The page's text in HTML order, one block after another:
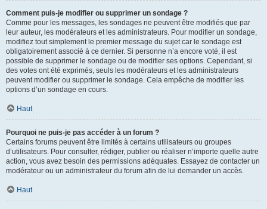
Comment puis-je modifier ou supprimer un sondage ?
Comme pour les messages, les sondages ne peuvent être modifiés que par
leur auteur, les modérateurs et les administrateurs. Pour modifier un sondage,
modifiez tout simplement le premier message du sujet car le sondage est
obligatoirement associé à ce dernier. Si personne n’a encore voté, il est
possible de supprimer le sondage ou de modifier ses options. Cependant, si
des votes ont été exprimés, seuls les modérateurs et les administrateurs
peuvent modifier ou supprimer le sondage. Cela empêche de modifier les
options d’un sondage en cours.
Haut
Pourquoi ne puis-je pas accéder à un forum ?
Certains forums peuvent être limités à certains utilisateurs ou groupes
d’utilisateurs. Pour consulter, rédiger, publier ou réaliser n’importe quelle autre
action, vous avez besoin des permissions adéquates. Essayez de contacter un
modérateur ou un administrateur du forum afin de lui demander un accès.
Haut